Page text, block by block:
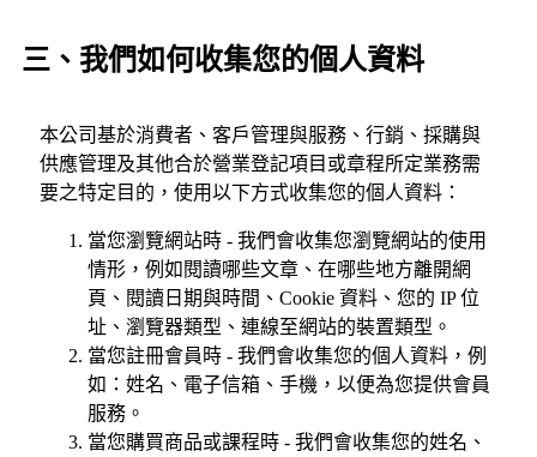
三、我們如何收集您的個人資料
本公司基於消費者、客戶管理與服務、行銷、採購與
供應管理及其他合於營業登記項目或章程所定業務需
要之特定目的，使用以下方式收集您的個人資料：
當您瀏覽網站時 - 我們會收集您瀏覽網站的使用
情形，例如閱讀哪些文章、在哪些地方離開網
頁、閱讀日期與時間、Cookie 資料、您的 IP 位
址、瀏覽器類型、連線至網站的裝置類型。
當您註冊會員時 - 我們會收集您的個人資料，例
如：姓名、電子信箱、手機，以便為您提供會員
服務。
當您購買商品或課程時 - 我們會收集您的姓名、